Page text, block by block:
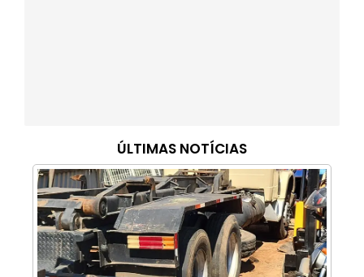
ÚLTIMAS NOTÍCIAS